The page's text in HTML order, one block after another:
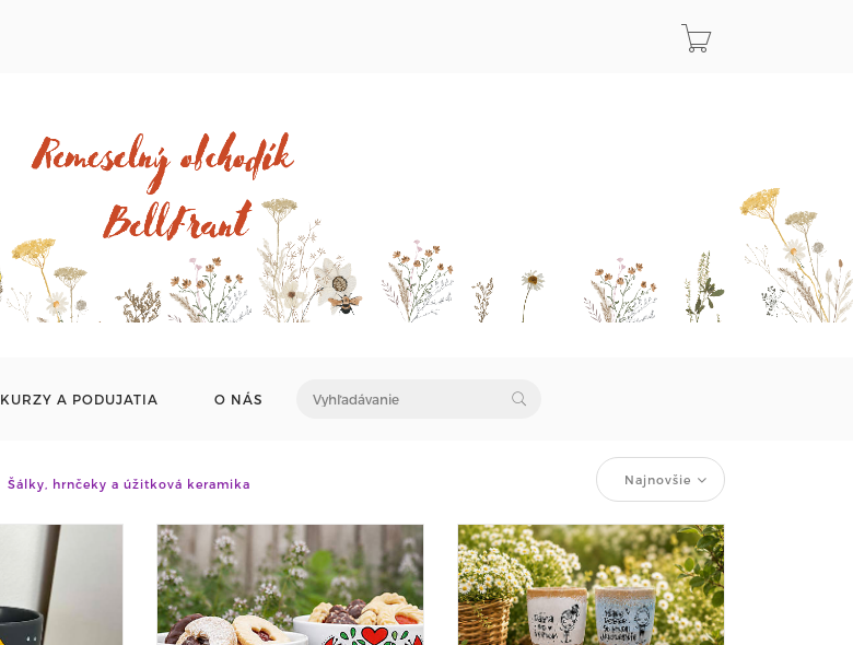
KURZY A PODUJATIA O NÁS
Šálky, hrnčeky a úžitková keramika Najnovšie